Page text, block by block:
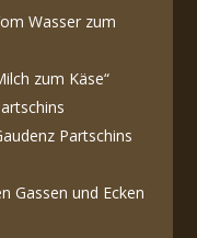
Wasser zum
zum Käse“
Partschins
Gassen und Ecken